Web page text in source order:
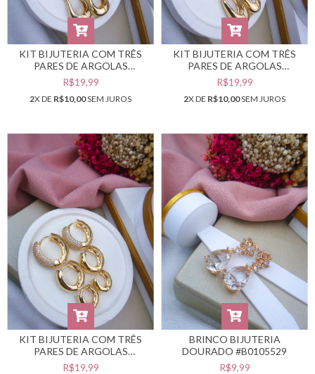
KIT BIJUTERIA COM TRÊS
PARES DE ARGOLAS
DOURADAS #B0105534
R$19,99
2X DE R$10,00SEM JUROS
KIT BIJUTERIA COM TRÊS
PARES DE ARGOLAS
DOURADAS #B0105533
R$19,99
2X DE R$10,00SEM JUROS
KIT BIJUTERIA COM TRÊS
PARES DE ARGOLAS
DOURADAS #B0105532
R$19,99
BRINCO BIJUTERIA
DOURADO #B0105529
R$9,99